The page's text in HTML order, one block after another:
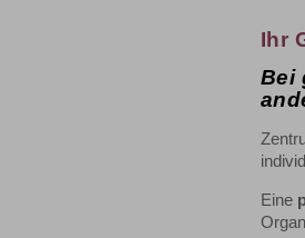
Ihr
Bei
Eine